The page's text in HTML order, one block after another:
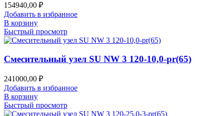
154940,00 ₽
Добавить в избранное
В корзину
Быстрый просмотр
Смесительный узел SU NW 3 120-10,0-pr(65)
241000,00 ₽
Добавить в избранное
В корзину
Быстрый просмотр